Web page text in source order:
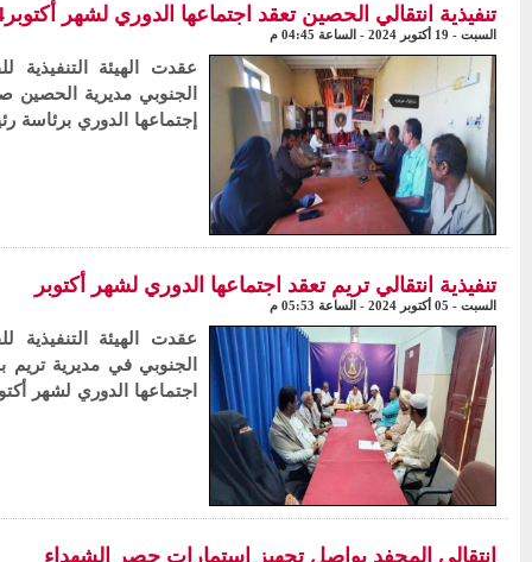
تنفيذية انتقالي الحصين تعقد اجتماعها الدوري لشهر أكتوبر2024م
السبت - 19 أكتوبر 2024 - الساعة 04:45 م
عقدت الهيئة التنفيذية
إجتماعها الدوري برئاسة
تنفيذية انتقالي تريم تعقد اجتماعها الدوري لشهر أكتوبر
السبت - 05 أكتوبر 2024 - الساعة 05:53 م
عقدت الهيئة التنفيذية
الجنوبي في مديرية
اجتماعها الدوري لشهر
انتقالي المحفد يواصل تجهيز استمارات حصر الشهداء